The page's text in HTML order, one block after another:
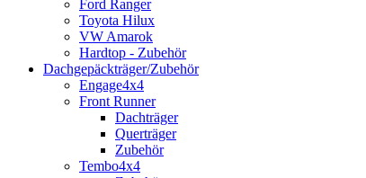
Ford Ranger
Toyota Hilux
VW Amarok
Hardtop - Zubehör
Dachgepäckträger/Zubehör
Engage4x4
Front Runner
Dachträger
Querträger
Zubehör
Tembo4x4